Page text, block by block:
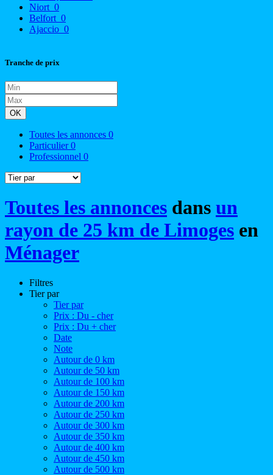
Niort 0
Belfort 0
Ajaccio 0
Tranche de prix
OK
Toutes les annonces 0
Particulier0
Professionnel 0
Toutes les annonces dans un
rayon de 25 km de Limoges en
Ménager
Filtres
Tier par
Tier par
Prix : Du - cher
Prix : Du + cher
Date
Note
Autour de 0 km
Autour de 50 km
Autour de 100 km
Autour de 150 km
Autour de 200 km
Autour de 250 km
Autour de 300 km
Autour de 350 km
Autour de 400 km
Autour de 450 km
Autour de 500 km